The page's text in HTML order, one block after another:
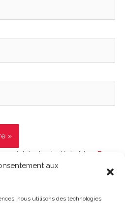
aux
nous utilisons des technologies
réduire les indésirables. En
les données de vos